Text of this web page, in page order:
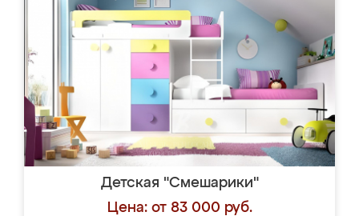
Детская "Смешарики"
Цена: от 83 000 руб.